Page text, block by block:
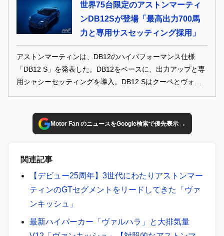
は2017年に発表され、2024年にマイナーチェンジを受け
た。
世界75台限定のアストンマーティ
ンDB12Sが登場「最高出力700馬
力と専用サスセッティング採用」
アストンマーティンは、DB12のハイパフォーマンス仕様
「DB12 S」を発表した。DB12をベースに、出力アップと専
用シャシーセッティングを導入。DB12 Sはクーペとヴォラ
Motor Fan のニュースをGoogle検索で優先表示→
関連記事
【デビュー25周年】3世代にわたりアストンマー
ティンのGTセグメントをリードしてきた「ヴァ
ンキッシュ」
最新ハイパーカー「ヴァルハラ」と大排気量